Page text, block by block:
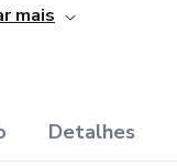
da Função do
durante
mais
Detalhes